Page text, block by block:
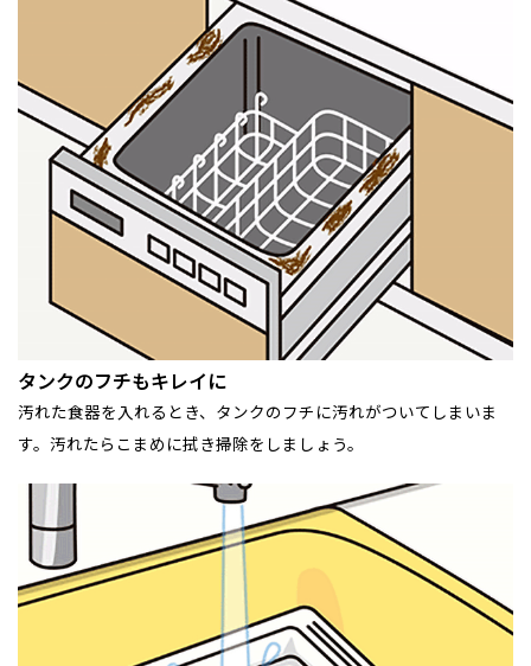
タンクのフチもキレイに
汚れた食器を入れるとき、タンクのフチに汚れがついてしまいま
す。汚れたらこまめに拭き掃除をしましょう。